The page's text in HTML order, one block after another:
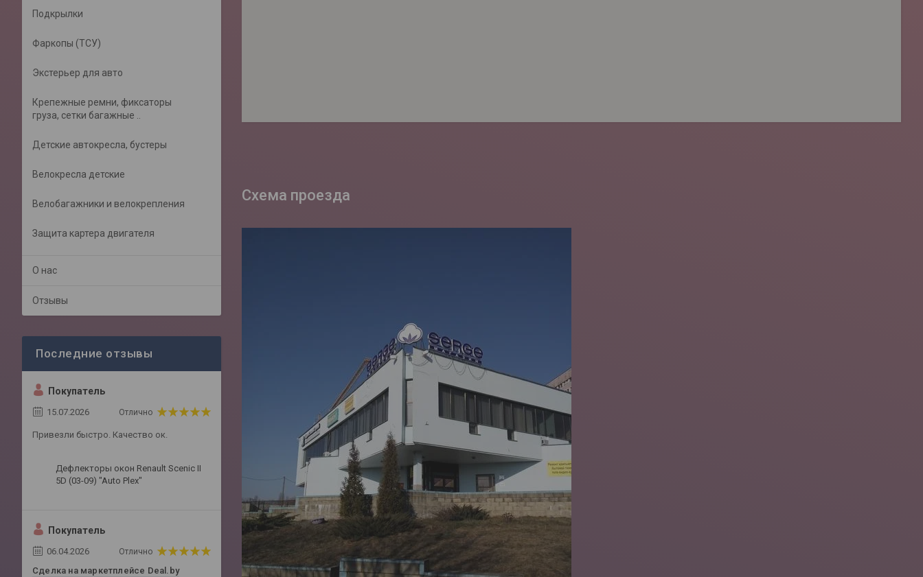
Схема проезда
Подкрылки
Фаркопы (ТСУ)
Экстерьер для авто
Крепежные ремни, фиксаторы
груза, сетки багажные ..
Детские автокресла, бустеры
Велокресла детские
Велобагажники и велокрепления
Защита картера двигателя
О нас
Отзывы
Покупатель
15.07.2026 Отлично
Привезли быстро. Качество ок.
Дефлекторы окон Renault Scenic II
5D (03-09) "Auto Plex"
Покупатель
06.04.2026 Отлично
Сделка на маркетплейсе Deal.by